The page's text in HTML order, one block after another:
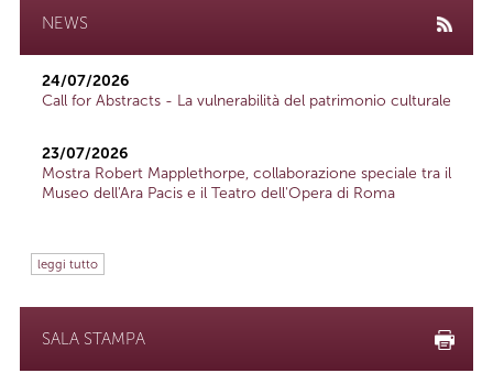
NEWS
24/07/2026
Call for Abstracts - La vulnerabilità del patrimonio culturale
23/07/2026
Mostra Robert Mapplethorpe, collaborazione speciale tra il
Museo dell'Ara Pacis e il Teatro dell'Opera di Roma
leggi tutto
SALA STAMPA